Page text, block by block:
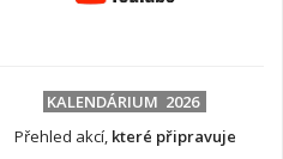
KALENDÁRIUM 2026
Přehled akcí, které připravuje